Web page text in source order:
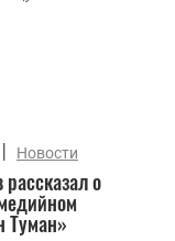
| Новости
о
Туман»